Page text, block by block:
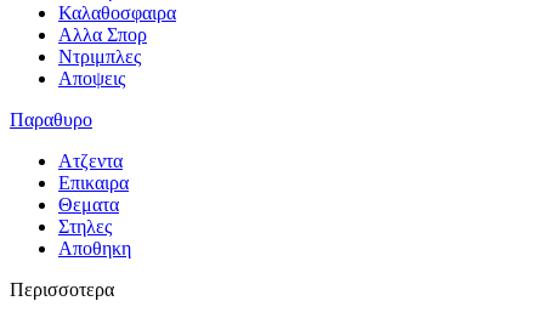
Καλαθοσφαιρα
Αλλα Σπορ
Ντριμπλες
Αποψεις
Παραθυρο
Ατζεντα
Επικαιρα
Θεματα
Στηλες
Αποθηκη
Περισσοτερα